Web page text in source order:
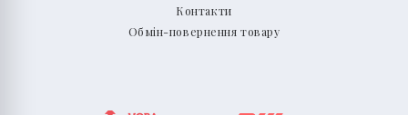
Контакти
Обмін-повернення товару